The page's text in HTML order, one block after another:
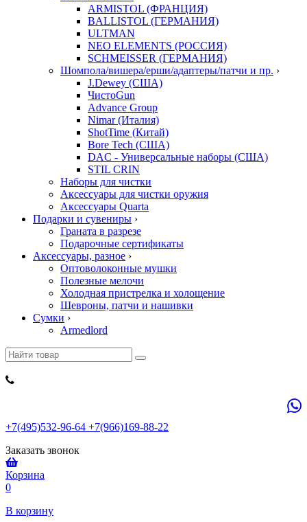
ARMISTOL (ФРАНЦИЯ)
BALLISTOL (ГЕРМАНИЯ)
ULTMAN
NEO ELEMENTS (РОССИЯ)
SCHMEISSER (ГЕРМАНИЯ)
Шомпола/вишера/ерши/адаптеры/патчи и пр. ›
J.Dewey (США)
ЧистоGun
Advance Group
Nimar (Италия)
ShotTime (Китай)
Bore Tech (США)
DAC - Универсальные наборы (США)
STIL CRIN
Наборы для чистки
Аксессуары для чистки оружия
Аксессуары Quarta
Подарки и сувениры ›
Граната в разрезе
Подарочные сертификаты
Аксессуары, разное ›
Оптоволоконные мушки
Полезные мелочи
Холодная пристрелка и холощение
Шевроны, патчи и нашивки
Сумки ›
Armedlord
+7(495)532-96-64 +7(966)169-88-22
Заказать звонок
Корзина
0
В корзину